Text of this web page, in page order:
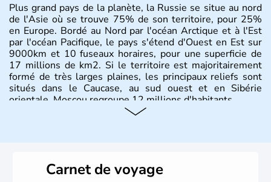
Plus grand pays de la planète, la Russie se situe au nord
de l'Asie où se trouve 75% de son territoire, pour 25%
en Europe. Bordé au Nord par l'océan Arctique et à l'Est
par l'océan Pacifique, le pays s'étend d'Ouest en Est sur
9000km et 10 fuseaux horaires, pour une superficie de
17 millions de km2. Si le territoire est majoritairement
formé de très larges plaines, les principaux reliefs sont
situés dans le Caucase, au sud ouest et en Sibérie
orientale. Moscou regroupe 12 millions d'habitants.
Carnet de voyage